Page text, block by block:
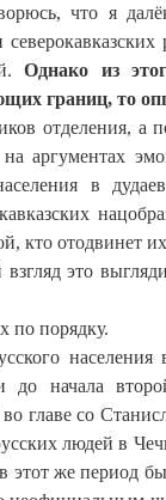
что я
Однако из
границ, то
отделения, а
аргументах
в
кто отодвинет
это
по порядку.
до начала
главе со
людей в
этот же период